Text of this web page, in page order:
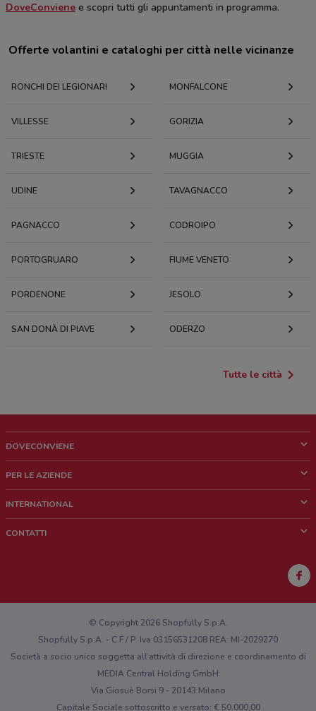
DoveConviene e scopri tutti gli appuntamenti in programma.
Offerte volantini e cataloghi per città nelle vicinanze
RONCHI DEI LEGIONARI MONFALCONE
VILLESSE GORIZIA
TRIESTE MUGGIA
UDINE TAVAGNACCO
PAGNACCO CODROIPO
PORTOGRUARO FIUME VENETO
PORDENONE JESOLO
SAN DONÀ DI PIAVE ODERZO
Tutte le città
DOVECONVIENE
Chi siamo
Lavora con noi
PER LE AZIENDE
Richieste commerciali e marketing
INTERNATIONAL
CONTATTI
Hai un malfunzionamento sul web o sull'app?
© Copyright 2026 Shopfully S.p.A.
Shopfully S.p.A. - C.F / P. Iva 03156531208 REA: MI-2029270
Società a socio unico soggetta all’attività di direzione e coordinamento di
MEDIA Central Holding GmbH
Via Giosuè Borsi 9 - 20143 Milano
Capitale Sociale sottoscritto e versato: € 50.000,00